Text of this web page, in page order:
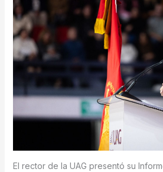
El rector de la UAG presentó su